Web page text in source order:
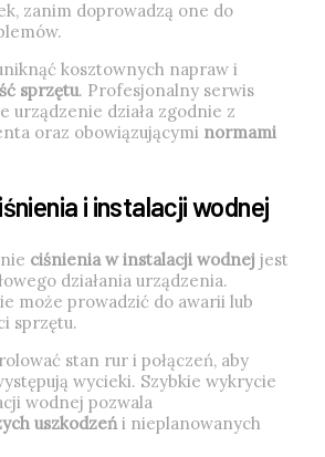
zanim doprowadzą one do
kosztownych napraw i
sprzętu. Profesjonalny serwis
urządzenie działa zgodnie z
oraz obowiązującymi normami
i instalacji wodnej
ciśnienia w instalacji wodnej jest
działania urządzenia.
może prowadzić do awarii lub
sprzętu.
stan rur i połączeń, aby
wycieki. Szybkie wykrycie
wodnej pozwala
uszkodzeńi nieplanowanych